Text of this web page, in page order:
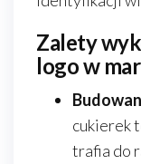
Zalety
logo w
cukierek
trafia do